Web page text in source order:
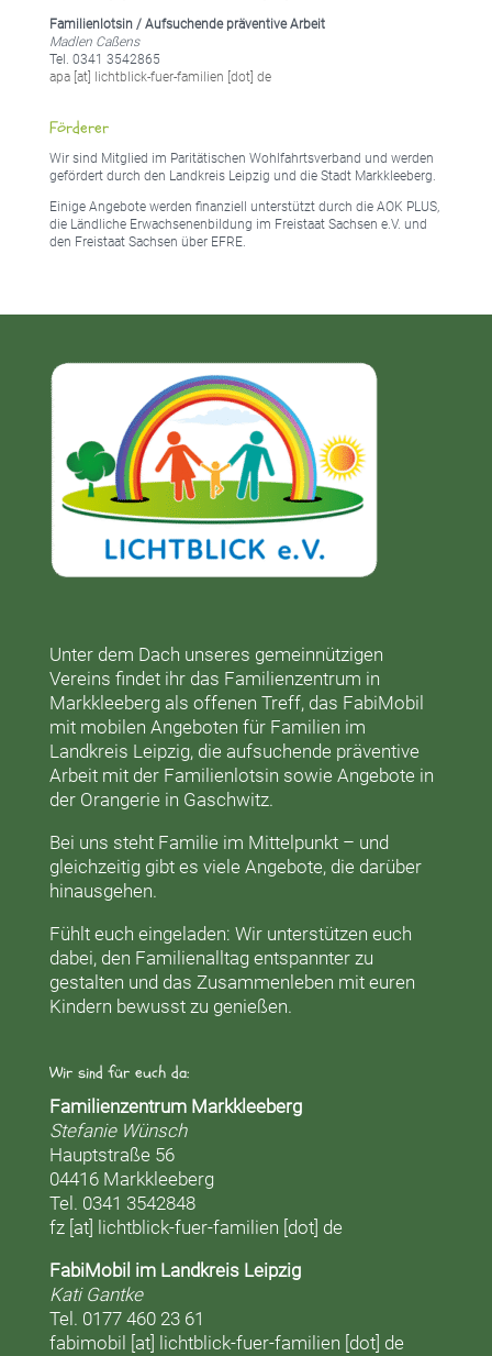
Familienlotsin / Aufsuchende präventive Arbeit
Madlen Caßens
Tel. 0341 3542865
apa [at] lichtblick-fuer-familien [dot] de
Förderer
Wir sind Mitglied im Paritätischen Wohlfahrtsverband und werden
gefördert durch den Landkreis Leipzig und die Stadt Markkleeberg.
Einige Angebote werden finanziell unterstützt durch die AOK PLUS,
die Ländliche Erwachsenenbildung im Freistaat Sachsen e.V. und
den Freistaat Sachsen über EFRE.
Unter dem Dach unseres gemeinnützigen
Vereins findet ihr das Familienzentrum in
Markkleebergals offenen Treff, das FabiMobil
mit mobilen Angeboten für Familien im
Landkreis Leipzig, die aufsuchende präventive
Arbeit mit der Familienlotsin sowie Angebote in
der Orangeriein Gaschwitz.
Bei uns steht Familie im Mittelpunkt – und
gleichzeitig gibt es viele Angebote, die darüber
hinausgehen.
Fühlt euch eingeladen: Wir unterstützen euch
dabei, den Familienalltag entspannter zu
gestalten und das Zusammenleben mit euren
Kindern bewusst zu genießen.
Wir sind für euch da:
Familienzentrum Markkleeberg
Stefanie Wünsch
Hauptstraße 56
04416 Markkleeberg
Tel. 0341 3542848
fz [at] lichtblick-fuer-familien [dot] de
FabiMobil im Landkreis Leipzig
Kati Gantke
Tel. 0177 460 23 61
fabimobil [at] lichtblick-fuer-familien [dot] de